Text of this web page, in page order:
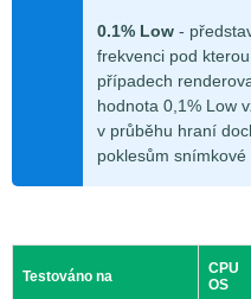
0.1% Low -
frekvenci pod
případech
hodnota 0,1% Low
v průběhu hraní
poklesům snímkové
Testováno na
CPU
OS